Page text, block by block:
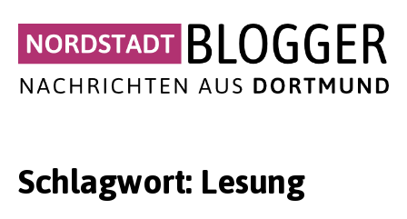
Schlagwort: Lesung